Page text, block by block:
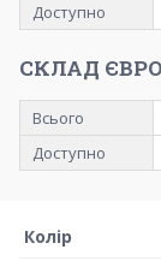
Доступно
СКЛАД
Всього
Доступно
Колір